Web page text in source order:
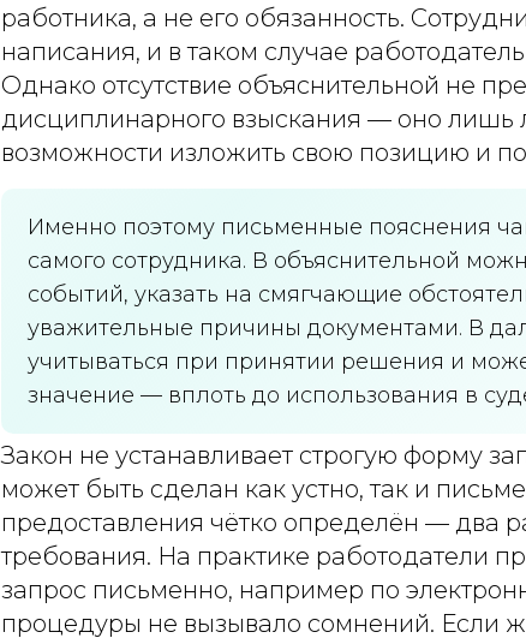
работника, а не его обязанность.
написания, и в таком случае
Однако отсутствие объяснительной не
дисциплинарного взыскания — оно лишь
возможности изложить свою позицию и
Именно поэтому письменные пояснения
самого сотрудника. В объяснительной
событий, указать на смягчающие
уважительные причины документами. В
учитываться при принятии решения и
значение — вплоть до использования в
Закон не устанавливает строгую форму
может быть сделан как устно, так и
предоставления чётко определён — два
требования. На практике работодатели
запрос письменно, например по
процедуры не вызывало сомнений. Если